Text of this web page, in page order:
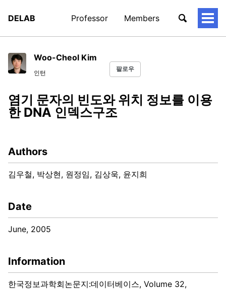
DELAB Professor Members
토
Woo-Cheol Kim
인턴
팔로우
염기 문자의 빈도와 위치 정보를 이용
한 DNA 인덱스구조
Authors
김우철, 박상현, 원정임, 김상욱, 윤지희
Date
June, 2005
Information
한국정보과학회논문지:데이터베이스, Volume 32,